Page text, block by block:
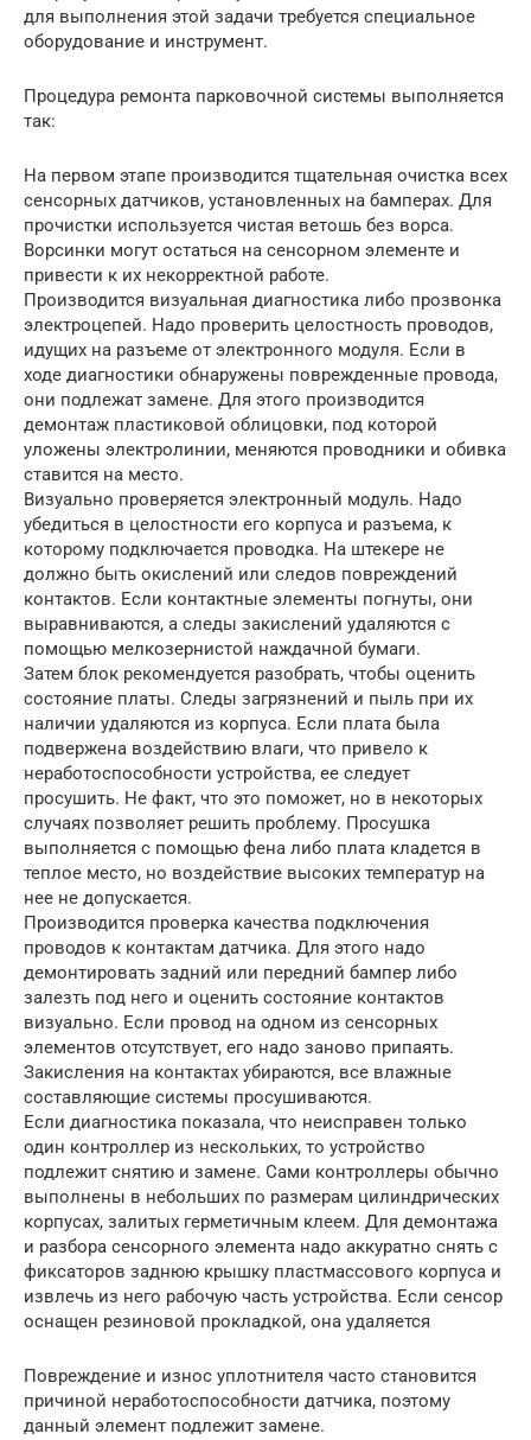
для выполнения этой задачи требуется специальное
оборудование и инструмент.
Процедура ремонта парковочной системы выполняется
так:
На первом этапе производится тщательная очистка всех
сенсорных датчиков, установленных на бамперах. Для
прочистки используется чистая ветошь без ворса.
Ворсинки могут остаться на сенсорном элементе и
привести к их некорректной работе.
Производится визуальная диагностика либо прозвонка
электроцепей. Надо проверить целостность проводов,
идущих на разъеме от электронного модуля. Если в
ходе диагностики обнаружены поврежденные провода,
они подлежат замене. Для этого производится
демонтаж пластиковой облицовки, под которой
уложены электролинии, меняются проводники и обивка
ставится на место.
Визуально проверяется электронный модуль. Надо
убедиться в целостности его корпуса и разъема, к
которому подключается проводка. На штекере не
должно быть окислений или следов повреждений
контактов. Если контактные элементы погнуты, они
выравниваются, а следы закислений удаляются с
помощью мелкозернистой наждачной бумаги.
Затем блок рекомендуется разобрать, чтобы оценить
состояние платы. Следы загрязнений и пыль при их
наличии удаляются из корпуса. Если плата была
подвержена воздействию влаги, что привело к
неработоспособности устройства, ее следует
просушить. Не факт, что это поможет, но в некоторых
случаях позволяет решить проблему. Просушка
выполняется с помощью фена либо плата кладется в
теплое место, но воздействие высоких температур на
нее не допускается.
Производится проверка качества подключения
проводов к контактам датчика. Для этого надо
демонтировать задний или передний бампер либо
залезть под него и оценить состояние контактов
визуально. Если провод на одном из сенсорных
элементов отсутствует, его надо заново припаять.
Закисления на контактах убираются, все влажные
составляющие системы просушиваются.
Если диагностика показала, что неисправен только
один контроллер из нескольких, то устройство
подлежит снятию и замене. Сами контроллеры обычно
выполнены в небольших по размерам цилиндрических
корпусах, залитых герметичным клеем. Для демонтажа
и разбора сенсорного элемента надо аккуратно снять с
фиксаторов заднюю крышку пластмассового корпуса и
извлечь из него рабочую часть устройства. Если сенсор
оснащен резиновой прокладкой, она удаляется
Повреждение и износ уплотнителя часто становится
причиной неработоспособности датчика, поэтому
данный элемент подлежит замене.